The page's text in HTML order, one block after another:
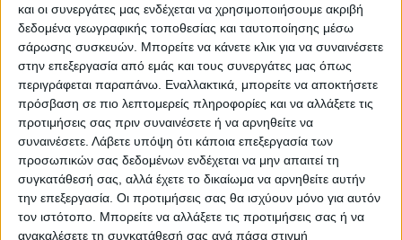
και οι συνεργάτες μας ενδέχεται να χρησιμοποιήσουμε ακριβή
δεδομένα γεωγραφικής τοποθεσίας και ταυτοποίησης μέσω
σάρωσης συσκευών. Μπορείτε να κάνετε κλικ για να συναινέσετε
στην επεξεργασία από εμάς και τους συνεργάτες μας όπως
περιγράφεται παραπάνω. Εναλλακτικά, μπορείτε να αποκτήσετε
πρόσβαση σε πιο λεπτομερείς πληροφορίες και να αλλάξετε τις
προτιμήσεις σας πριν συναινέσετε ή να αρνηθείτε να
συναινέσετε. Λάβετε υπόψη ότι κάποια επεξεργασία των
προσωπικών σας δεδομένων ενδέχεται να μην απαιτεί τη
συγκατάθεσή σας, αλλά έχετε το δικαίωμα να αρνηθείτε αυτήν
την επεξεργασία. Οι προτιμήσεις σας θα ισχύουν μόνο για αυτόν
τον ιστότοπο. Μπορείτε να αλλάξετε τις προτιμήσεις σας ή να
ανακαλέσετε τη συγκατάθεσή σας ανά πάσα στιγμή
Προσθήκη στο καλάθι
Κωδικός προϊόντος :345452
Κάνε μια ερώτηση Share
Μεσαίο βάρος: Προιοντα μεσαίου βάρους
Κατηγορία:
ΦΩΤΙΣΤΙΚΑ ΟΡΟΦΗΣ
Tag:
ΦΩΤΙΣΤΙΚΑ ΟΡΟΦΗΣ